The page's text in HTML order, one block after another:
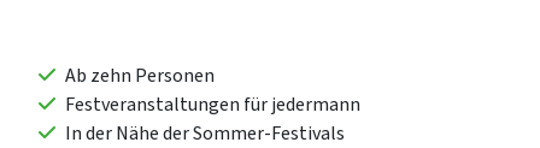
Ab zehn Personen
Festveranstaltungen für jedermann
In der Nähe der Sommer-Festivals